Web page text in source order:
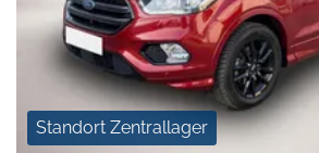
Standort Zentrallager